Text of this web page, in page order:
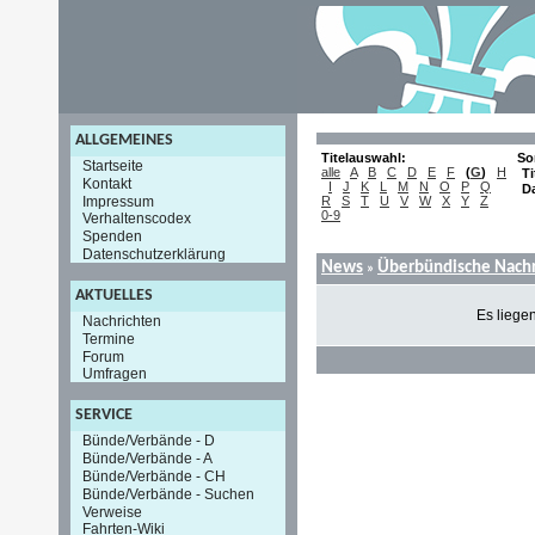
ALLGEMEINES
Startseite
Kontakt
Impressum
Verhaltenscodex
Spenden
Datenschutzerklärung
AKTUELLES
Nachrichten
Termine
Forum
Umfragen
SERVICE
Bünde/Verbände - D
Bünde/Verbände - A
Bünde/Verbände - CH
Bünde/Verbände - Suchen
Verweise
Fahrten-Wiki
Titelauswahl:
alle
A B C D E F (G)
H
I
J K L M N O P
Q
R
S T U V W X Y
Z
0-9
News » Überbündische
Es